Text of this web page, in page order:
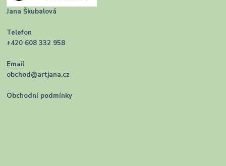
Jana Škubalová
Telefon
+420 608 332 958
Email
obchod@artjana.cz
Obchodní podmínky